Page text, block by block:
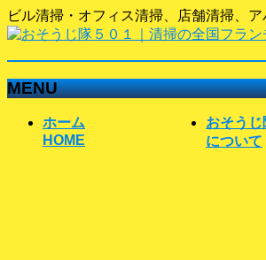
ビル清掃・オフィス清掃、店舗清掃、
MENU
ホーム
HOME
おそうじ
について